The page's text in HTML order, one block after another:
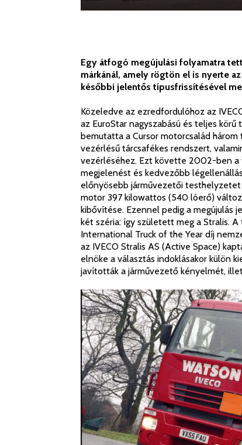
Egy átfogó megújulási folyamatra
márkánál, amely rögtön el is nyerte
későbbi jelentős típusfrissítésével
Közeledve az ezredfordulóhoz az
az EuroStar nagyszabású és teljes
bemutatta a Cursor motorcsalád
vezérlésű tárcsafékes rendszert,
vezérléséhez. Ezt követte 2002-ben a
megjelenést és kedvezőbb
előnyösebb járművezetői
motor 397 kilowattos (540 lóerő)
kibővítése. Ezennel pedig a megújulás
két széria: így született meg a Stralis.
International Truck of the Year díj
az IVECO Stralis AS (Active Space)
elnöke a választás indoklásakor külön
javították a járművezető kényelmét,